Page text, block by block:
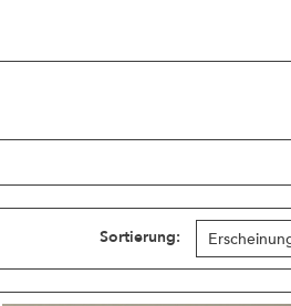
Sortierung: